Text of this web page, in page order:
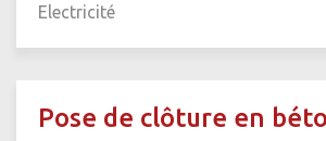
Electricité
Pose de clôture en